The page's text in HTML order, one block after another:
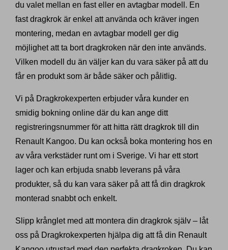
du valet mellan en fast eller en avtagbar modell. En
fast dragkrok är enkel att använda och kräver ingen
montering, medan en avtagbar modell ger dig
möjlighet att ta bort dragkroken när den inte används.
Vilken modell du än väljer kan du vara säker på att du
får en produkt som är både säker och pålitlig.
Vi på Dragkrokexperten erbjuder våra kunder en
smidig bokning online där du kan ange ditt
registreringsnummer för att hitta rätt dragkrok till din
Renault Kangoo. Du kan också boka montering hos en
av våra verkstäder runt om i Sverige. Vi har ett stort
lager och kan erbjuda snabb leverans på våra
produkter, så du kan vara säker på att få din dragkrok
monterad snabbt och enkelt.
Slipp krånglet med att montera din dragkrok själv – låt
oss på Dragkrokexperten hjälpa dig att få din Renault